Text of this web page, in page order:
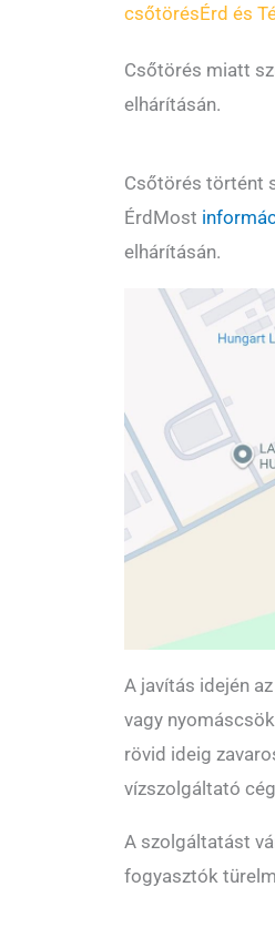
csőtörésÉrd és
Csőtörés miatt
elhárításán.
Csőtörés történt
ÉrdMost
elhárításán.
A javítás idején
vagy
rövid ideig
vízszolgáltató
A szolgáltatást
fogyasztók